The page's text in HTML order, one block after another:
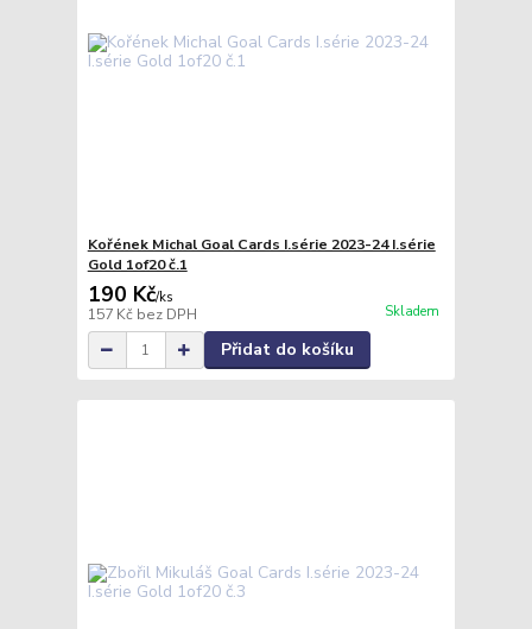
Kořének Michal Goal Cards I.série 2023-24 I.série
Gold 1of20 č.1
190 Kč/ks
157 Kč bez DPH Skladem
Přidat do košíku